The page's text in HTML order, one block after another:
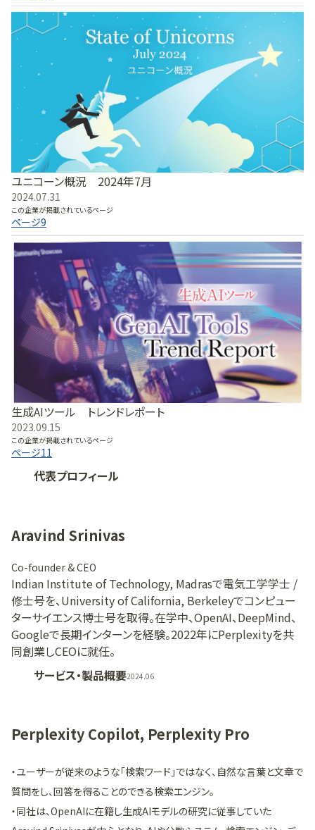
サービス・製品概要2024.06
Perplexity Copilot, Perplexity Pro
・ユーザーが従来のような「検索ワード」ではなく、自然な言葉と文章で
質問をし、回答を得ることのできる検索エンジン。
・同社は、OpenAIに在籍し生成AIモデルの研究に従事していた
代表プロフィール
Aravind Srinivas
Co-founder & CEO
Indian Institute of Technology, Madrasで電気工学学士 /
修士号を、University of California, Berkeleyでコンピュー
ターサイエンス博士号を取得。在学中、OpenAI、DeepMind、
Googleで長期インターンを経験。2022年にPerplexityを共
同創業しCEOに就任。
ユニコーン概況 2024年7月
2024.07.31
この企業が掲載されているページ
ページ9
生成AIツール トレンドレポート
2023.09.15
この企業が掲載されているページ
ページ11